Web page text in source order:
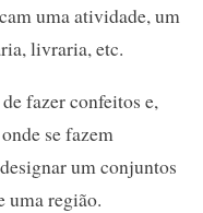
uma atividade, um
livraria, etc.
fazer confeitos e,
se fazem
um conjuntos
uma região.